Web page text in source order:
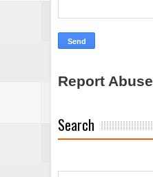
Report Abuse
Search